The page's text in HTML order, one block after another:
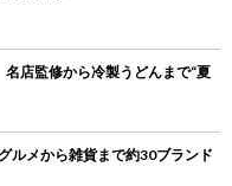
店監修から冷製うどんまで“夏
メから雑貨まで約30ブランド